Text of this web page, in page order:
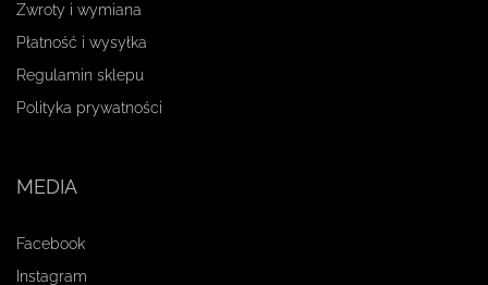
Zwroty i wymiana
Płatność i wysyłka
Regulamin sklepu
Polityka prywatności
MEDIA
Facebook
Instagram